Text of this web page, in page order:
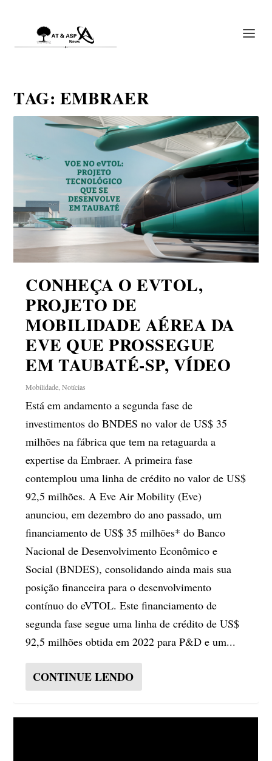
TAG: EMBRAER
CONHEÇA O EVTOL,
PROJETO DE
MOBILIDADE AÉREA DA
EVE QUE PROSSEGUE
EM TAUBATÉ-SP, VÍDEO
Mobilidade ,Notícias
Está em andamento a segunda fase de
investimentos do BNDES no valor de US$ 35
milhões na fábrica que tem na retaguarda a
expertise da Embraer. A primeira fase
contemplou uma linha de crédito no valor de US$
92,5 milhões. A Eve Air Mobility (Eve)
anunciou, em dezembro do ano passado, um
financiamento de US$ 35 milhões* do Banco
Nacional de Desenvolvimento Econômico e
Social (BNDES), consolidando ainda mais sua
posição financeira para o desenvolvimento
contínuo do eVTOL. Este financiamento de
segunda fase segue uma linha de crédito de US$
92,5 milhões obtida em 2022 para P&D e um...
CONTINUE LENDO